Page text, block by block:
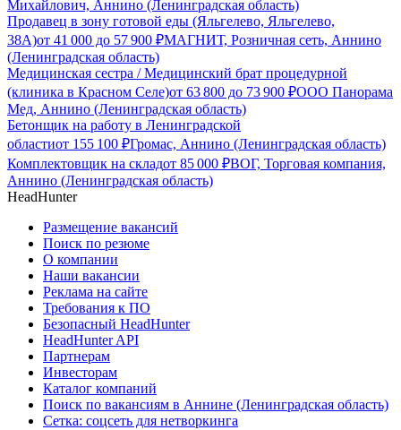
Михайлович, Аннино (Ленинградская область)
Продавец в зону готовой еды (Яльгелево, Яльгелево,
38А)от 41 000 до 57 900 ₽МАГНИТ, Розничная сеть, Аннино
(Ленинградская область)
Медицинская сестра / Медицинский брат процедурной
(клиника в Красном Селе)от 63 800 до 73 900 ₽ООО Панорама
Мед, Аннино (Ленинградская область)
Бетонщик на работу в Ленинградской
областиот 155 100 ₽Громас, Аннино (Ленинградская область)
Комплектовщик на складот 85 000 ₽ВОГ, Торговая компания,
Аннино (Ленинградская область)
HeadHunter
Размещение вакансий
Поиск по резюме
О компании
Наши вакансии
Реклама на сайте
Требования к ПО
Безопасный HeadHunter
HeadHunter API
Партнерам
Инвесторам
Каталог компаний
Поиск по вакансиям в Аннине (Ленинградская область)
Сетка: соцсеть для нетворкинга